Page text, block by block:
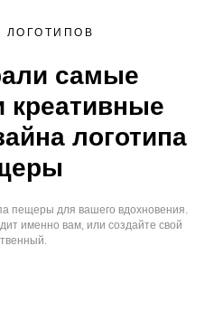
ЛОГОТИПОВ
самые
креативные
логотипа
пещеры для вашего вдохновения.
именно вам, или создайте свой